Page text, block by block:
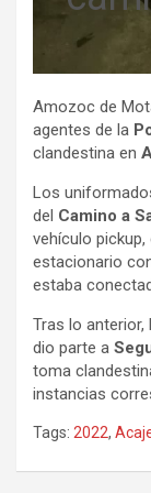
Amozoc de
agentes de la
clandestina en
Los
del Camino a
vehículo
estacionario
estaba
Tras lo anterior,
dio parte a
toma
instancias
Tags: 2022,